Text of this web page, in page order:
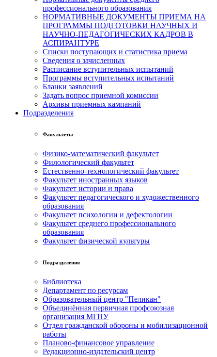
профессионального образования
НОРМАТИВНЫЕ ДОКУМЕНТЫ ПРИЕМА НА
ПРОГРАММЫ ПОДГОТОВКИ НАУЧНЫХ И
НАУЧНО-ПЕДАГОГИЧЕСКИХ КАДРОВ В
АСПИРАНТУРЕ
Списки поступающих и статистика приема
Сведения о зачисленных
Расписание вступительных испытаний
Программы вступительных испытаний
Бланки заявлений
Задать вопрос приемной комиссии
Архивы приемных кампаний
Подразделения
Факультеты
Физико-математический факультет
Филологический факультет
Естественно-технологический факультет
Факультет иностранных языков
Факультет истории и права
Факультет педагогического и художественного
образования
Факультет психологии и дефектологии
Факультет среднего профессионального
образования
Факультет физической культуры
Подразделения
Библиотека
Департамент по ресурсам
Образовательный центр "Пеликан"
Объединённая первичная профсоюзная
организация МГПУ
Отдел гражданской обороны и мобилизационной
работы
Планово-финансовое управление
Редакционно-издательский центр